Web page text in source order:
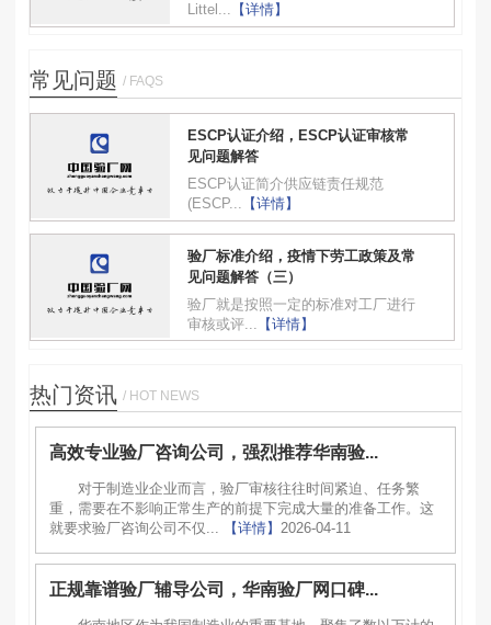
Littel... 【详情】
常见问题 / FAQS
ESCP认证介绍，ESCP认证审核常
见问题解答
ESCP认证简介供应链责任规范
(ESCP... 【详情】
验厂标准介绍，疫情下劳工政策及常
见问题解答（三）
验厂就是按照一定的标准对工厂进行
审核或评... 【详情】
热门资讯 / HOT NEWS
高效专业验厂咨询公司，强烈推荐华南验...
对于制造业企业而言，验厂审核往往时间紧迫、任务繁
重，需要在不影响正常生产的前提下完成大量的准备工作。这
就要求验厂咨询公司不仅...
【详情】 2026-04-11
正规靠谱验厂辅导公司，华南验厂网口碑...